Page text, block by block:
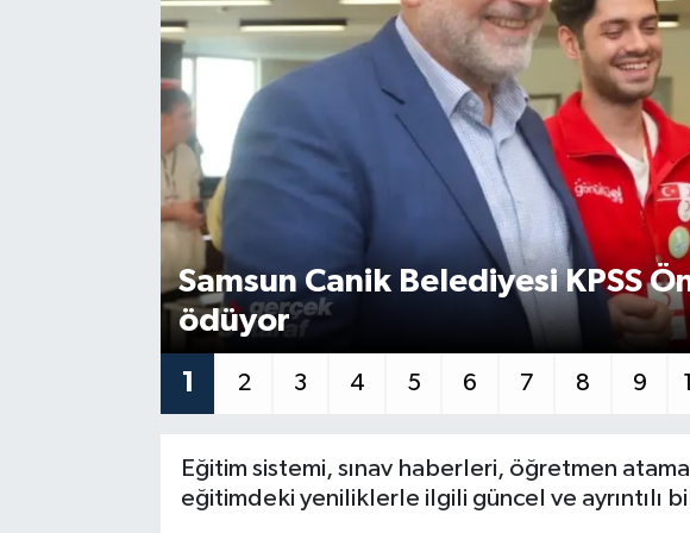
Samsun Canik Belediyesi KPSS
ödüyor
1 2 3 4 5 6 7 8 9
Eğitim sistemi, sınav haberleri, öğretmen
eğitimdeki yeniliklerle ilgili güncel ve ayrıntılı
TEKNOLOJİ